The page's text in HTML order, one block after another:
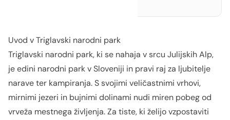
Uvod v Triglavski narodni park
Triglavski narodni park, ki se nahaja v srcu Julijskih Alp,
je edini narodni park v Sloveniji in pravi raj za ljubitelje
narave ter kampiranja. S svojimi veličastnimi vrhovi,
mirnimi jezeri in bujnimi dolinami nudi miren pobeg od
vrveža mestnega življenja. Za tiste, ki želijo vzpostaviti